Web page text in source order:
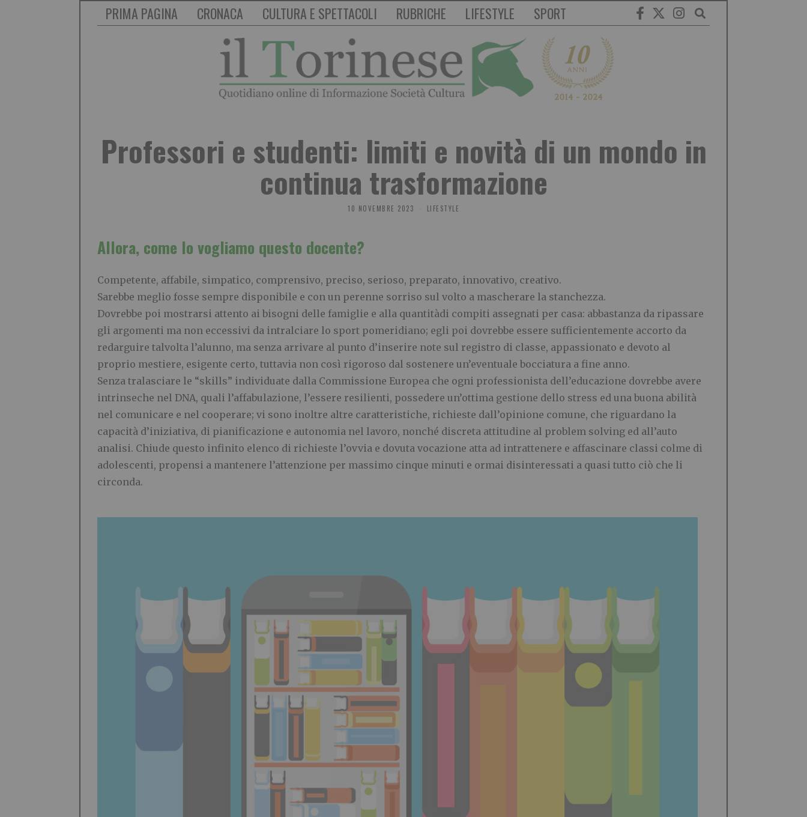
PRIMA PAGINA CRONACA CULTURA E SPETTACOLI RUBRICHE LIFESTYLE SPORT
Professori e studenti: limiti e novità di un mondo in
continua trasformazione
10 NOVEMBRE 2023 LIFESTYLE
Allora, come lo vogliamo questo docente?
Competente, affabile, simpatico, comprensivo, preciso, serioso, preparato, innovativo, creativo.
Sarebbe meglio fosse sempre disponibile e con un perenne sorriso sul volto a mascherare la stanchezza.
Dovrebbe poi mostrarsi attento ai bisogni delle famiglie e alla quantitàdi compiti assegnati per casa: abbastanza da ripassare
gli argomenti ma non eccessivi da intralciare lo sport pomeridiano; egli poi dovrebbe essere sufficientemente accorto da
redarguire talvolta l’alunno, ma senza arrivare al punto d’inserire note sul registro di classe, appassionato e devoto al
proprio mestiere, esigente certo, tuttavia non così rigoroso dal sostenere un’eventuale bocciatura a fine anno.
Senza tralasciare le “skills” individuate dalla Commissione Europea che ogni professionista dell’educazione dovrebbe avere
intrinseche nel DNA, quali l’affabulazione, l’essere resilienti, possedere un’ottima gestione dello stress ed una buona abilità
nel comunicare e nel cooperare; vi sono inoltre altre caratteristiche, richieste dall’opinione comune, che riguardano la
capacità d’iniziativa, di pianificazione e autonomia nel lavoro, nonché discreta attitudine al problem solving ed all’auto
analisi. Chiude questo infinito elenco di richieste l’ovvia e dovuta vocazione atta ad intrattenere e affascinare classi colme di
adolescenti, propensi a mantenere l’attenzione per massimo cinque minuti e ormai disinteressati a quasi tutto ciò che li
circonda.